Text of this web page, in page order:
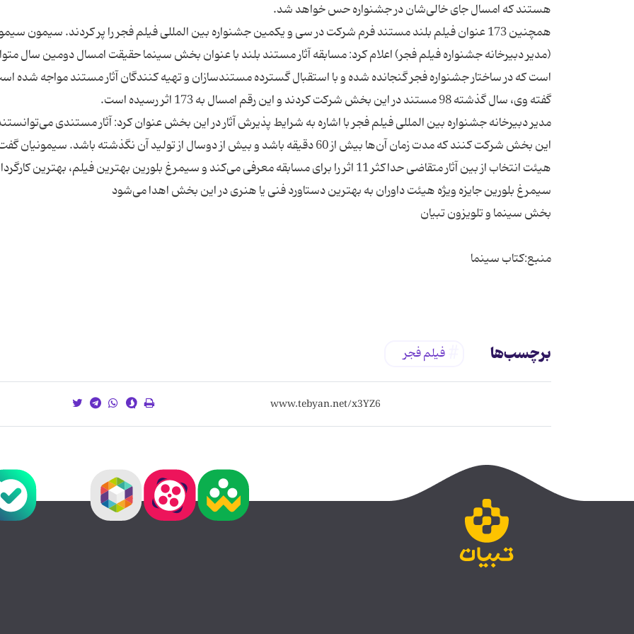
همچنین 173 عنوان فیلم بلند مستند فرم شرکت در سی و یکمین جشنواره بین المللی فیلم فجر را پر کردند. سیمون
(مدیر دبیرخانه جشنواره فیلم فجر) اعلام کرد: مسابقه آثار مستند بلند با عنوان بخش سینما حقیقت امسال دومین سال
است که در ساختار جشنواره فجر گنجانده شده و با استقبال گسترده مستندسازان و تهیه کنندگان آثار مستند مواجه شده
مدیر دبیرخانه جشنواره بین المللی فیلم فجر با اشاره به شرایط پذیرش آثار در این بخش عنوان کرد: آثار مستندی
این بخش شرکت کنند که مدت زمان آن‌ها بیش از 60 دقیقه باشد و بیش از دوسال از تولید آن نگذشته باشد. سیمونیان
هیئت انتخاب از بین آثار متقاضی حداکثر 11 اثر را برای مسابقه معرفی می‌کند و سیمرغ بلورین بهترین فیلم، بهترین
برچسب‌ها فیلم فجر